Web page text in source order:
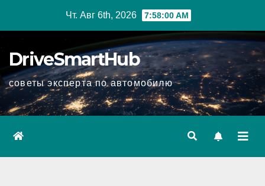
Чт. Авг 6th, 2026 7:58:01 AM
DriveSmartHub
советы эксперта по автомобилю